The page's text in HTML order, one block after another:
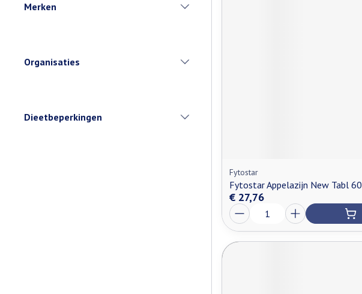
Merken
Organisaties
Dieetbeperkingen
Fytostar
Fytostar Appelazijn New Tabl 60
€ 27,76
Aantal